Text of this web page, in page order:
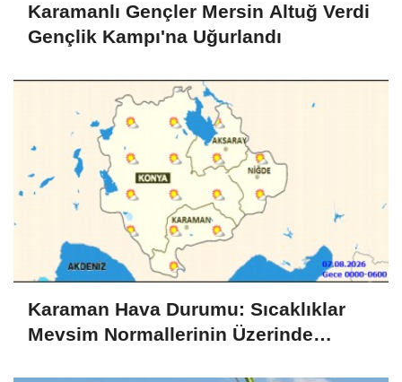
Karamanlı Gençler Mersin Altuğ Verdi
Gençlik Kampı'na Uğurlandı
Karaman Hava Durumu: Sıcaklıklar
Mevsim Normallerinin Üzerinde